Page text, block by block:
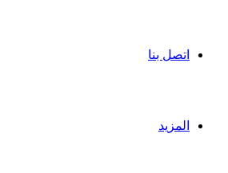
اتصل بنا
المزيد